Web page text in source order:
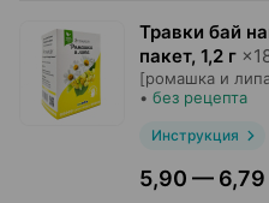
Травки бай
пакет, 1,2 г ×
[ромашка и
• без рецепта
Инструкция
5,90 — 6,79